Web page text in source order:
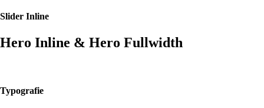
Slider Inline
Hero Inline & Hero Fullwidth
Typografie